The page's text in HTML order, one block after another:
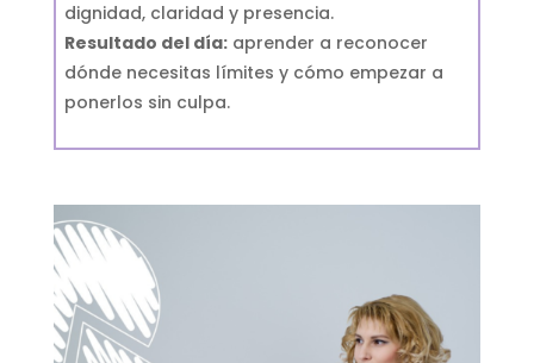
dignidad, claridad y presencia.
Resultado del día:aprender a reconocer
dónde necesitas límites y cómo empezar a
ponerlos sin culpa.